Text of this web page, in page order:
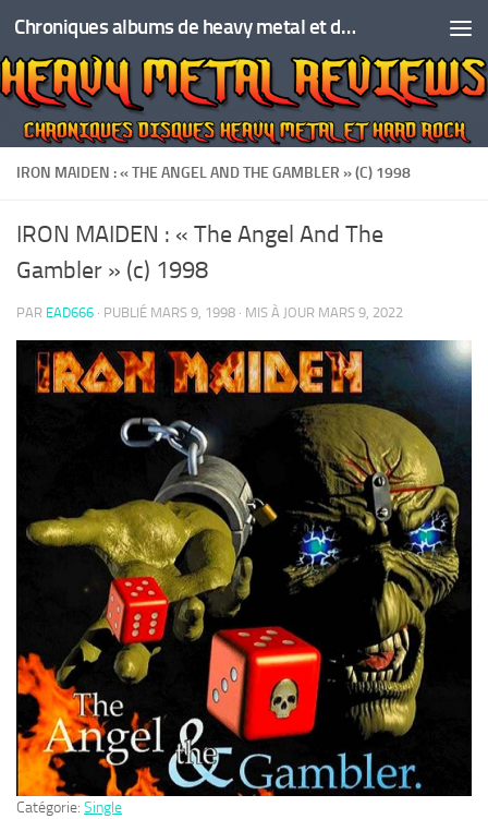
Skip to content Chroniques albums de heavy metal et de hard rock
IRON MAIDEN : « THE ANGEL AND THE GAMBLER » (C) 1998
IRON MAIDEN : « The Angel And The
Gambler » (c) 1998
PAR EAD666 · PUBLIÉ MARS 9, 1998 · MIS À JOUR MARS 9, 2022
Catégorie: Single